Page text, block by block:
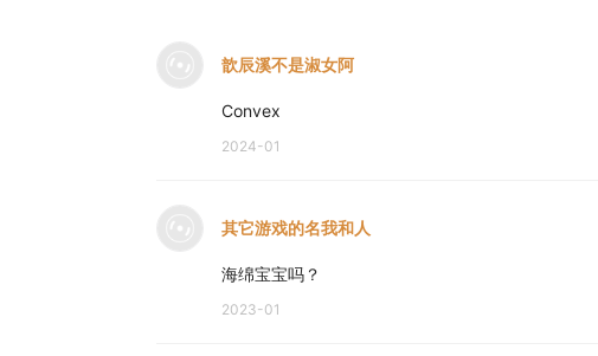
歆辰溪不是淑女阿
Convex
2024-01
其它游戏的名我和人
海绵宝宝吗？
2023-01